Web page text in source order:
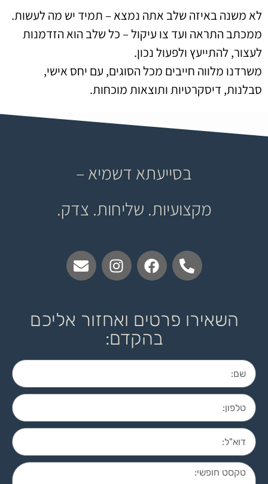
לא משנה באיזה שלב אתה נמצא – תמיד יש מה לעשות.
ממכתב התראה ועד צו עיקול – כל שלב הוא הזדמנות
לעצור, להתייעץ ולפעול נכון.
משרדנו מלווה חייבים מכל הסוגים, עם יחס אישי,
סבלנות, דיסקרטיות ותוצאות מוכחות.
בסייעתא דשמיא –
מקצועיות. שליחות. צדק.
השאירו פרטים ואחזור אליכם
בהקדם: